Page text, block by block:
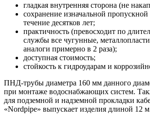
гладкая внутренняя сторона (не
сохранение изначальной пропускной
течение десятков лет;
практичность (превосходит по
службы все чугунные,
аналоги примерно в 2 раза);
доступная стоимость;
стойкость к гидроударам и
ПНД-трубы диаметра 160 мм данного
при монтаже водоснабжающих систем.
для подземной и надземной прокладки
«Nordpipe» выпускает изделия длиной 12